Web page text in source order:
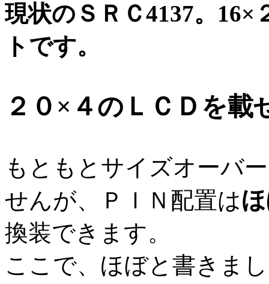
現状のＳＲＣ4137。
トです。
２０×４のＬＣＤを載
もともとサイズオーバ
せんが、ＰＩＮ配置は
換装できます。
ここで、ほぼと書きま